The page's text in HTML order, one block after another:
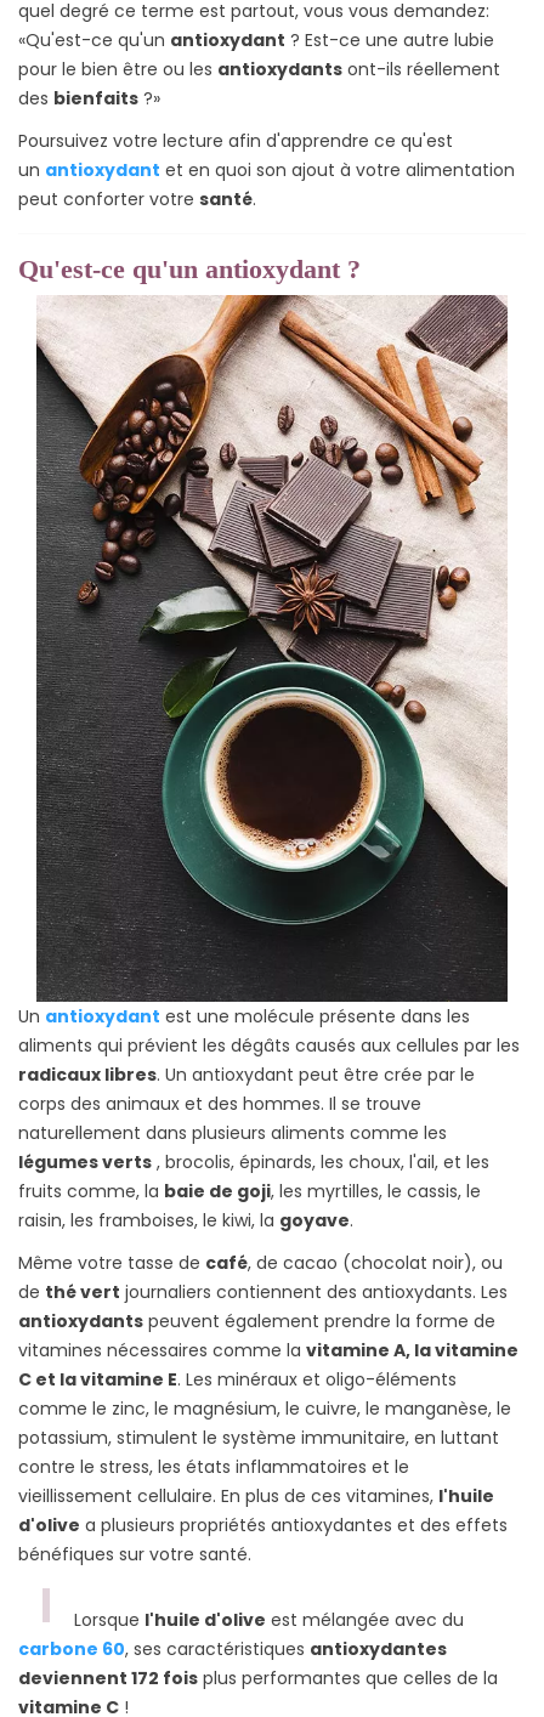
quel degré ce terme est partout, vous vous demandez:
«Qu'est-ce qu'un antioxydant ? Est-ce une autre lubie
pour le bien être ou les antioxydants ont-ils réellement
des bienfaits ?»
Poursuivez votre lecture afin d'apprendre ce qu'est
un antioxydant et en quoi son ajout à votre alimentation
peut conforter votre santé.
Qu'est-ce qu'un antioxydant ?
Un antioxydant est une molécule présente dans les
aliments qui prévient les dégâts causés aux cellules par les
radicaux libres. Un antioxydant peut être crée par le
corps des animaux et des hommes. Il se trouve
naturellement dans plusieurs aliments comme les
légumes verts , brocolis, épinards, les choux, l'ail, et les
fruits comme, la baie de goji, les myrtilles, le cassis, le
raisin, les framboises, le kiwi, la goyave.
Même votre tasse de café, de cacao (chocolat noir), ou
de thé vert journaliers contiennent des antioxydants. Les
antioxydants peuvent également prendre la forme de
vitamines nécessaires comme la vitamine A, la vitamine
C et la vitamine E. Les minéraux et oligo-éléments
comme le zinc, le magnésium, le cuivre, le manganèse, le
potassium, stimulent le système immunitaire, en luttant
contre le stress, les états inflammatoires et le
vieillissement cellulaire. En plus de ces vitamines, l'huile
d'olive a plusieurs propriétés antioxydantes et des effets
bénéfiques sur votre santé.
Lorsque l'huile d'olive est mélangée avec du
carbone 60, ses caractéristiques antioxydantes
deviennent 172 fois plus performantes que celles de la
vitamine C !